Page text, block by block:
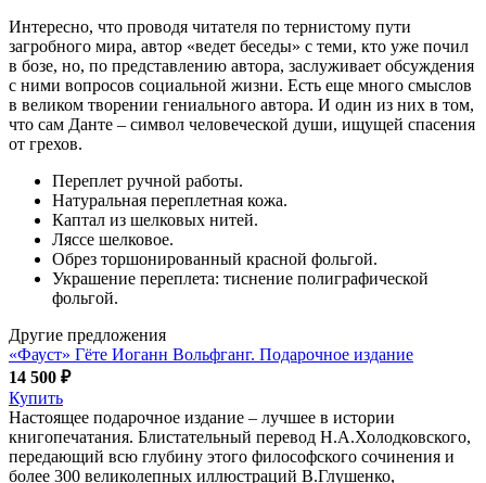
Интересно, что проводя читателя по тернистому пути
загробного мира, автор «ведет беседы» с теми, кто уже почил
в бозе, но, по представлению автора, заслуживает обсуждения
с ними вопросов социальной жизни. Есть еще много смыслов
в великом творении гениального автора. И один из них в том,
что сам Данте – символ человеческой души, ищущей спасения
от грехов.
Переплет ручной работы.
Натуральная переплетная кожа.
Каптал из шелковых нитей.
Ляссе шелковое.
Обрез торшонированный красной фольгой.
Украшение переплета: тиснение полиграфической
фольгой.
Другие предложения
«Фауст» Гёте Иоганн Вольфганг. Подарочное издание
14 500 ₽
Купить
Настоящее подарочное издание – лучшее в истории
книгопечатания. Блистательный перевод Н.А.Холодковского,
передающий всю глубину этого философского сочинения и
более 300 великолепных иллюстраций В.Глушенко,